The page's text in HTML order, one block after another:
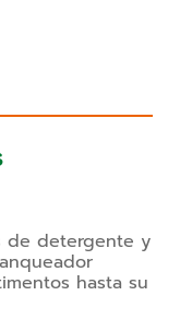
de detergente y
hasta su